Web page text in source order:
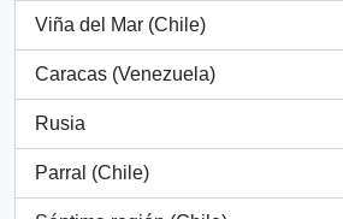
Viña del Mar (Chile)
, 2 resultados
Caracas (Venezuela)
, 1 resultados
Rusia
, 1 resultados
Parral (Chile)
, 1 resultados